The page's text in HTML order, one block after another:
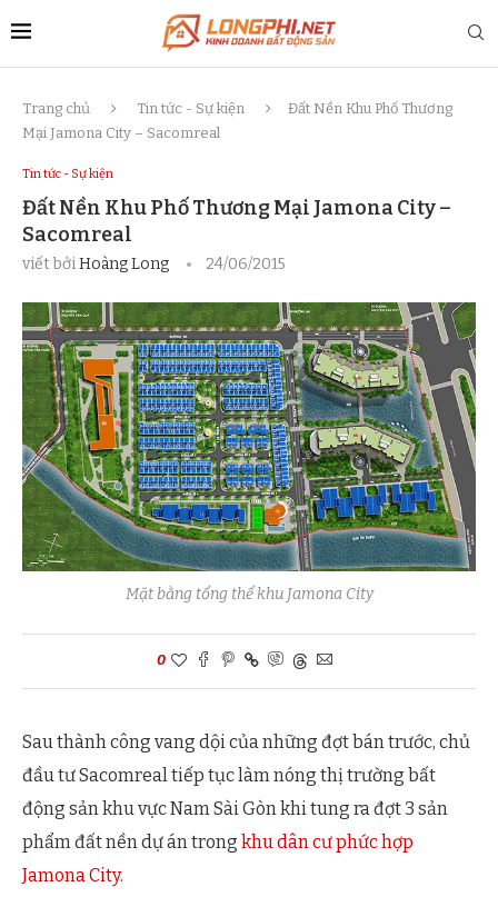
Trang chủ Tin tức - Sự kiện
Đất Nền Khu Phố Thương
Mại Jamona City – Sacomreal
Tin tức - Sự kiện
Đất Nền Khu Phố Thương Mại Jamona City –
Sacomreal
viết bởiHoàng Long 24/06/2015
Mặt bằng tổng thể khu Jamona City
0
Sau thành công vang dội của những đợt bán trước, chủ
đầu tư Sacomreal tiếp tục làm nóng thị trường bất
động sản khu vực Nam Sài Gòn khi tung ra đợt 3 sản
phẩm đất nền dự án trong khu dân cư phức hợp
Jamona City.